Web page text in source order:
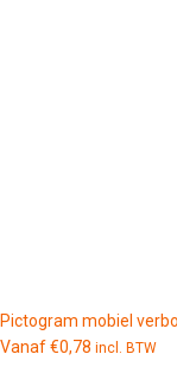
Pictogram mobiel
Vanaf€0,78 incl. BTW